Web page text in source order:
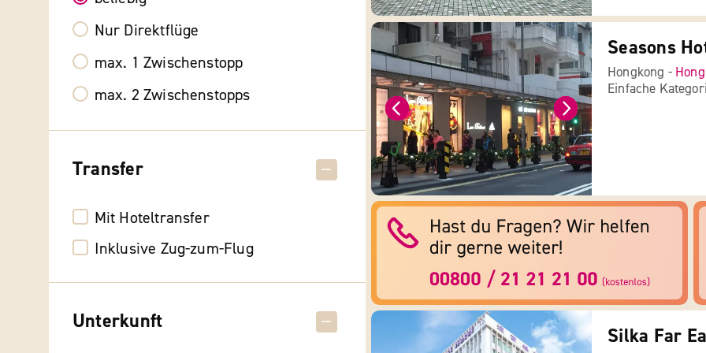
Nur Direktflüge
max. 1 Zwischenstopp
max. 2 Zwischenstopps
Transfer
Mit Hoteltransfer
Inklusive Zug-zum-Flug
Unterkunft
Seasons
Hongkong -
Einfache
Silka Far